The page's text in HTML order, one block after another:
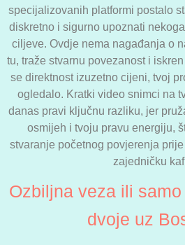
specijalizovanih platformi postalo
diskretno i sigurno upoznati
ciljeve. Ovdje nema nagađanja o
tu, traže stvarnu povezanost i
se direktnost izuzetno cijeni, tvoj
ogledalo. Kratki video snimci na
danas pravi ključnu razliku, jer
osmijeh i tvoju pravu energiju,
stvaranje početnog povjerenja
zajedničku
Ozbiljna veza ili
dvoje uz